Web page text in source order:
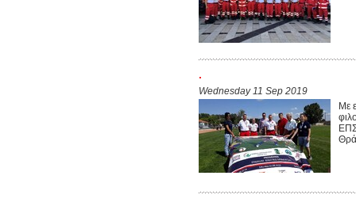
.
Wednesday 11 Sep 2019
Με